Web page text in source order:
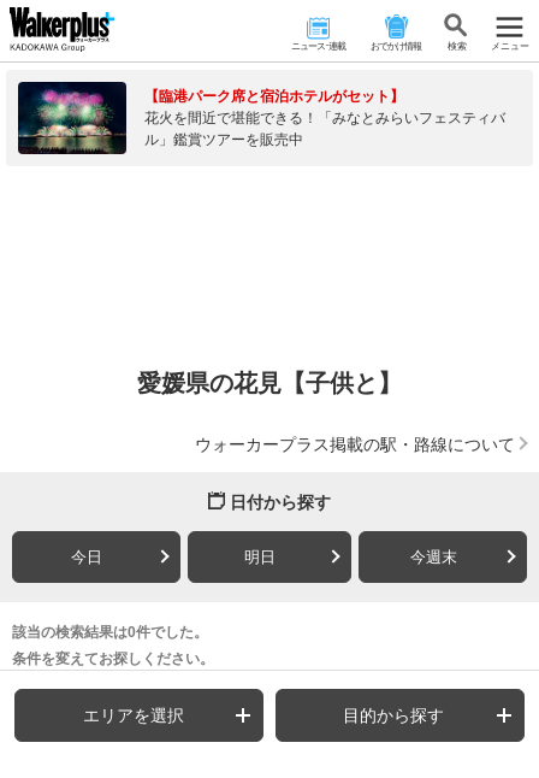
ニュース･連載 おでかけ情報 検 索 メニュー
【臨港パーク席と宿泊ホテルがセット】
花火を間近で堪能できる！「みなとみらいフェスティバ
ル」鑑賞ツアーを販売中
愛媛県の花見【子供と】
ウォーカープラス掲載の駅・路線について
日付から探す
今日 明日 今週末
該当の検索結果は0件でした。
条件を変えてお探しください。
エリアを選択 目的から探す